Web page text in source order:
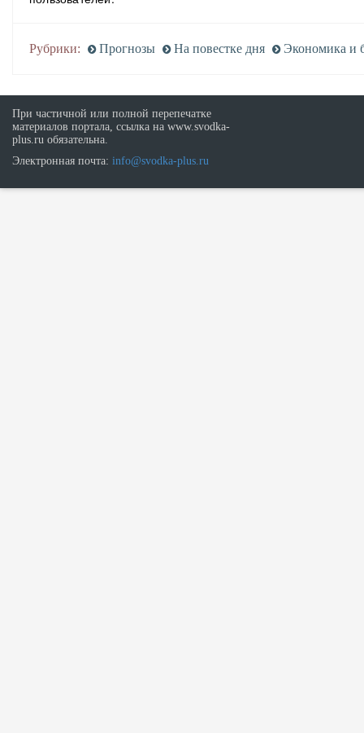
Рубрики: Прогнозы На повестке дня Экономика и
При частичной или полной перепечатке
материалов портала, ссылка на www.svodka-
plus.ru обязательна.
Электронная почта: info@svodka-plus.ru